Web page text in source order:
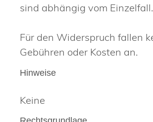
sind abhängig vom Einzelfall.
Für den Widerspruch fallen
Gebühren oder Kosten an.
Hinweise
Keine